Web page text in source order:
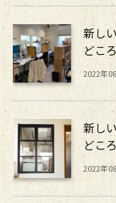
新し
どころ
2022年
新し
どころ
2022年